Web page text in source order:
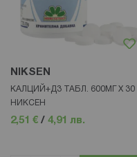
NIKSEN
КАЛЦИЙ+Д3 ТАБЛ. 600МГ Х 30
НИКСЕН
2,51 € / 4,91 лв.